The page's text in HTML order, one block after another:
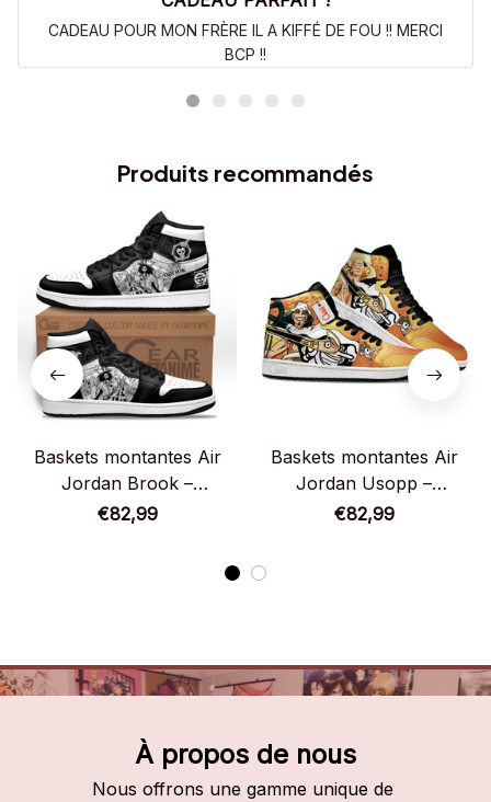
CADEAU POUR MON FRÈRE IL A KIFFÉ DE FOU !! MERCI
BCP !!
Produits recommandés
Baskets montantes Air
Jordan Brook –
Chaussures montantes
€82,99
Baskets montantes Air
Jordan Usopp –
Chaussures montantes
€82,99
À propos de nous
Nous offrons une gamme unique de